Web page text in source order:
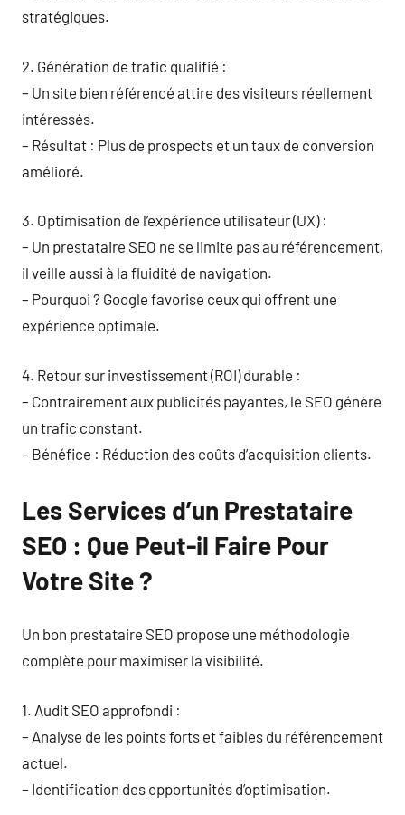
stratégiques.
2. Génération de trafic qualifié :
– Un site bien référencé attire des visiteurs réellement
intéressés.
– Résultat : Plus de prospects et un taux de conversion
amélioré.
3. Optimisation de l’expérience utilisateur (UX) :
– Un prestataire SEO ne se limite pas au référencement,
il veille aussi à la fluidité de navigation.
– Pourquoi ? Google favorise ceux qui offrent une
expérience optimale.
4. Retour sur investissement (ROI) durable :
– Contrairement aux publicités payantes, le SEO génère
un trafic constant.
– Bénéfice : Réduction des coûts d’acquisition clients.
Les Services d’un Prestataire
SEO : Que Peut-il Faire Pour
Votre Site ?
Un bon prestataire SEO propose une méthodologie
complète pour maximiser la visibilité.
1. Audit SEO approfondi :
– Analyse de les points forts et faibles du référencement
actuel.
– Identification des opportunités d’optimisation.